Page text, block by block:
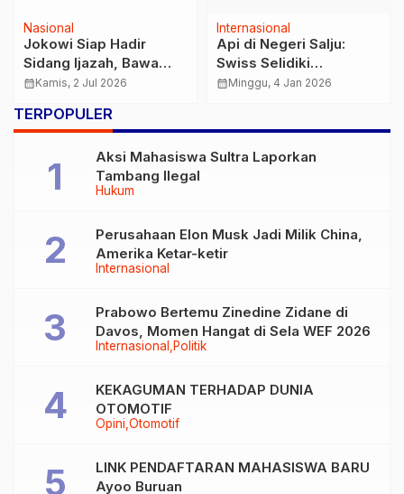
Nasional
Jokowi Siap Hadir
Sidang Ijazah, Bawa
Dokumen SD hingga S1
calendar_monthKamis, 2 Jul 2026
Internasional
Api di Negeri Salju:
Swiss Selidiki
Kebakaran Maut di Bar
calendar_monthMinggu, 4 Jan 2026
TERPOPULER
Hukum
Aksi Mahasiswa Sultra Laporkan
Tambang Ilegal
Internasional
Perusahaan Elon Musk Jadi Milik China,
Amerika Ketar-ketir
Internasional Politik
Prabowo Bertemu Zinedine Zidane di
Davos, Momen Hangat di Sela WEF 2026
Opini Otomotif
KEKAGUMAN TERHADAP DUNIA
OTOMOTIF
LINK PENDAFTARAN MAHASISWA BARU
Ayoo Buruan